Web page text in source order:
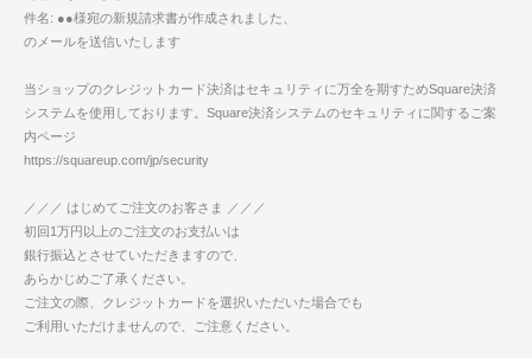
件名: ●●様宛の新規請求書が作成されました、
のメールを送信いたします
当ショップのクレジットカード決済はセキュリティに万全を期すためSquare決済
システムを使用しております。Square決済システムのセキュリティに関するご案
内ページ
https://squareup.com/jp/security
／／／ はじめてご注文のお客さま ／／／
初回1万円以上のご注文のお支払いは
銀行振込とさせていただきますので、
あらかじめご了承ください。
ご注文の際、クレジットカードを選択いただいた場合でも
ご利用いただけませんので、ご注意ください。